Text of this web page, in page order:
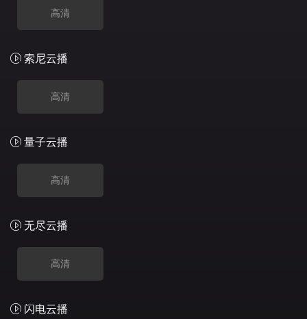
高清
索尼云播
高清
量子云播
高清
无尽云播
高清
闪电云播